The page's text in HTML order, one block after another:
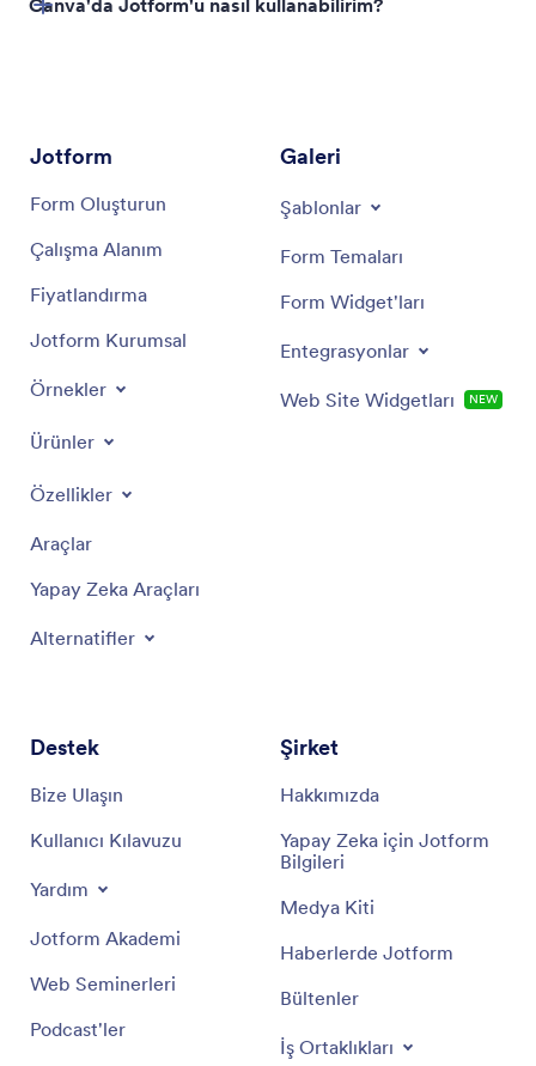
Canva'da Jotform'u nasıl kullanabilirim?
to create visually appealing forms that reflect
your nonprofit’s branding.
Integrate Payment Options: Collect donations
payment gateways.
Automate Follow-Ups & Track Submissions
Send automated thank-you messages, while
keeping track of responses in real-time.
Jotform
Form Oluşturun
Çalışma Alanım
Fiyatlandırma
Jotform Kurumsal
Örnekler
Ürünler
Özellikler
Araçlar
Yapay Zeka Araçları
Alternatifler
Galeri
Şablonlar
Form Temaları
Form Widget'ları
Entegrasyonlar
Web Site Widgetları NEW
Destek
Bize Ulaşın
Kullanıcı Kılavuzu
Yardım
Jotform Akademi
Web Seminerleri
Podcast'ler
Şirket
Hakkımızda
Yapay Zeka için Jotform
Bilgileri
Medya Kiti
Haberlerde Jotform
Bültenler
İş Ortaklıkları